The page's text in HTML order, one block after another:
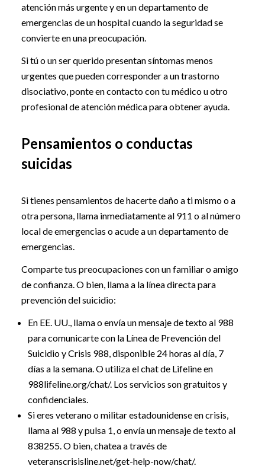
atención más urgente y en un departamento de
emergencias de un hospital cuando la seguridad se
convierte en una preocupación.
Si tú o un ser querido presentan síntomas menos
urgentes que pueden corresponder a un trastorno
disociativo, ponte en contacto con tu médico u otro
profesional de atención médica para obtener ayuda.
Pensamientos o conductas
suicidas
Si tienes pensamientos de hacerte daño a ti mismo o a
otra persona, llama inmediatamente al 911 o al número
local de emergencias o acude a un departamento de
emergencias.
Comparte tus preocupaciones con un familiar o amigo
de confianza. O bien, llama a la línea directa para
prevención del suicidio:
En EE. UU., llama o envía un mensaje de texto al 988
para comunicarte con la Línea de Prevención del
Suicidio y Crisis 988, disponible 24 horas al día, 7
días a la semana. O utiliza el chat de Lifeline en
988lifeline.org/chat/. Los servicios son gratuitos y
confidenciales.
Si eres veterano o militar estadounidense en crisis,
llama al 988 y pulsa 1, o envía un mensaje de texto al
838255. O bien, chatea a través de
veteranscrisisline.net/get-help-now/chat/.